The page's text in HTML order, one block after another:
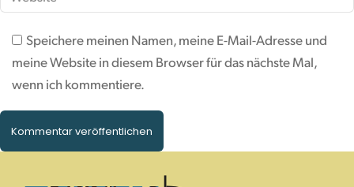
Speichere meinen Namen, meine E-Mail-Adresse und
meine Website in diesem Browser für das nächste Mal,
wenn ich kommentiere.
Kommentar veröffentlichen